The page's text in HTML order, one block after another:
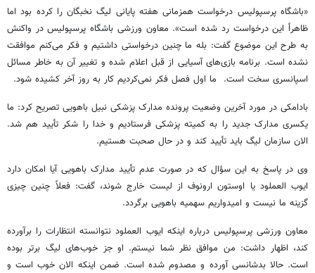
«باشگاه پرسپولیس درخواست همزمانی هفته پایانی لیگ نخبگان را کرده بود اما
ظاهراً این درخواست رد شده است». معاون ورزشی باشگاه پرسپولیس در واکنش
به طرح این موضوع گفت: بله ما چنین درخواستی داشتیم و فکر می‌کنم موافقت
نشده است. برنامه بازی‌های آسیایی از قبل اعلام شده و تغییر آن به خاطر مسائل
اسپانسری سخت است. ما اول فصل فکر نمی‌کردیم کار به روز آخر کشیده شود.
بادامکی در مورد آخرین وضعیت پرونده مدارک پزشکی نبیل باهویی تصریح کرد: ما
یکسری مدارک جدید را به کمیته پزشکی فرستادیم و خدا را شکر تأیید هم شد.
الان سازمان لیگ باید تأیید کند و در حال صحبت هستیم.
وی در پاسخ به این سؤال که در صورت عدم تأیید مدارک باهویی آیا امکان دارد
ایوب العملود یا اوستون ارونوف از لیست خارج شوند، گفت: فعلاً چنین چیزی
گزینه ما نیست و امیدواریم سهمیه باهویی برگردد.
معاون ورزشی پرسپولیس درباره اینکه ایوب العملود نتوانسته انتظارات را برآورده
کند، اظهار داشت: من موافق نظر شما نیستم. او جز خوب‌های لیگ برتر بوده
است. حالا بدشانسی آورده و مصدوم شده است. ضمن اینکه الان خوب است و